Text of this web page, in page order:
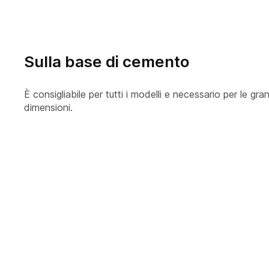
Sulla base di cemento
È consigliabile per tutti i modelli e necessario per le
dimensioni.